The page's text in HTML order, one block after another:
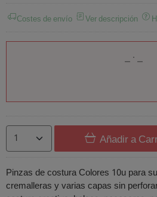
Costes de envío Ver descripción
Añadir a
Pinzas de costura Colores 10u para
cremalleras y varias capas sin